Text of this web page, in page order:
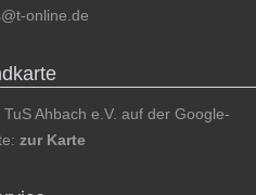
online.de
Ahbach e.V. auf der Google-
zur Karte